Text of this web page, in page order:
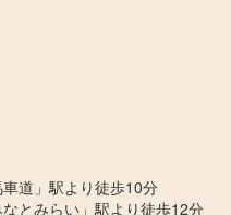
道」駅より徒歩10分
とみらい」駅より徒歩12分